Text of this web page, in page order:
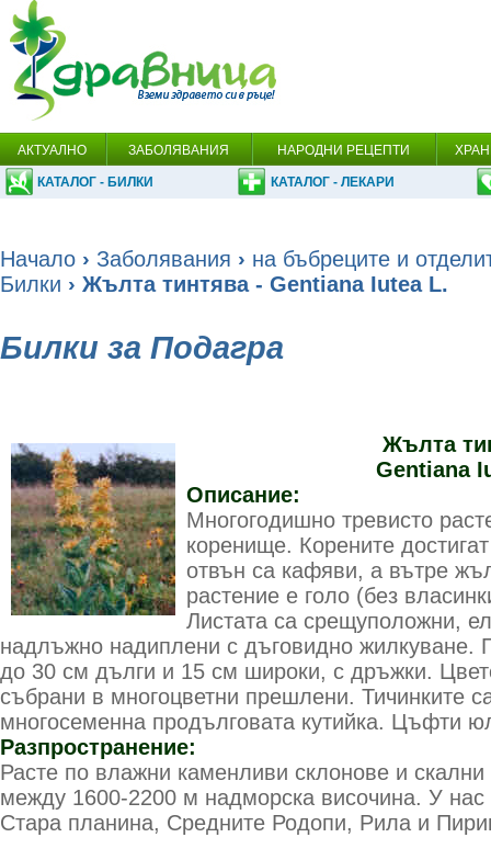
АКТУАЛНО ЗАБОЛЯВАНИЯ НАРОДНИ РЕЦЕПТИ
КАТАЛОГ - БИЛКИ КАТАЛОГ - ЛЕКАРИ
Начало › Заболявания › на бъбреците и
Билки › Жълта тинтява - Gentiana Iutea L.
Билки за Подагра
Жълта
Gentiana
Описание:
Многогодишно тревисто
коренище. Корените
отвън са кафяви, а вътре
растение е голо (без
Листата са срещуположни,
надлъжно надиплени с дъговидно жилкуване.
до 30 см дълги и 15 см широки, с дръжки.
събрани в многоцветни прешлени. Тичинките
многосеменна продълговата кутийка. Цъфти
Разпространение:
Расте по влажни каменливи склонове и скални
между 1600-2200 м надморска височина. У
Стара планина, Средните Родопи, Рила и